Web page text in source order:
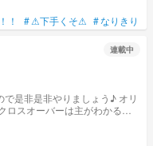
！ #⚠下手くそ⚠ #なりきり
連載中
非是非やりましょう♪ オリ
スオーバーは主がわかる範
いです... 解釈不一致でも許し